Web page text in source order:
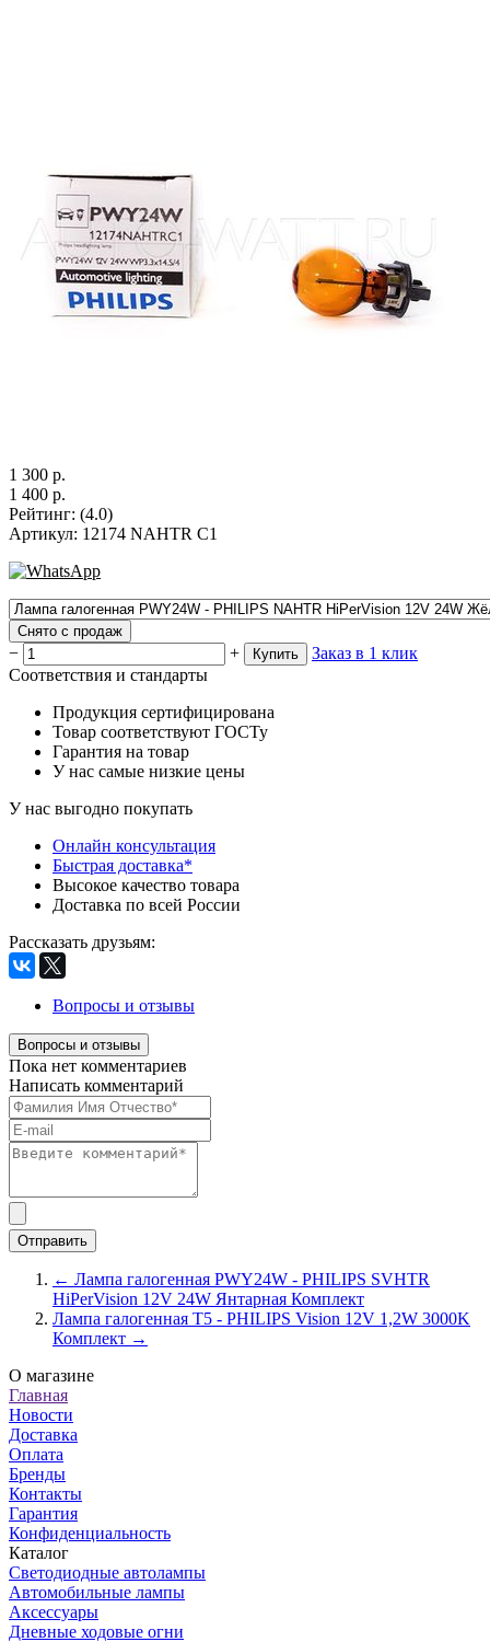
1 300 р.
1 400 р.
Рейтинг: (4.0)
Артикул: 12174 NAHTR C1
Снято с продаж
− + Купить
Заказ в 1 клик
Соответствия и стандарты
Продукция сертифицирована
Товар соответствуют ГОСТу
Гарантия на товар
У нас самые низкие цены
У нас выгодно покупать
Онлайн консультация
Быстрая доставка*
Высокое качество товара
Доставка по всей России
Рассказать друзьям:
Вопросы и отзывы
Вопросы и отзывы
Пока нет комментариев
Написать комментарий
← Лампа галогенная PWY24W - PHILIPS SVHTR
HiPerVision 12V 24W Янтарная Комплект
Лампа галогенная T5 - PHILIPS Vision 12V 1,2W 3000K
Комплект →
О магазине
Главная
Новости
Доставка
Оплата
Бренды
Контакты
Гарантия
Конфиденциальность
Каталог
Светодиодные автолампы
Автомобильные лампы
Аксессуары
Дневные ходовые огни